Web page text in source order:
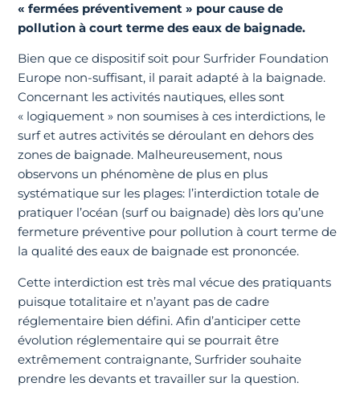
« fermées préventivement » pour cause de
pollution à court terme des eaux de baignade.
Bien que ce dispositif soit pour Surfrider Foundation
Europe non-suffisant, il parait adapté à la baignade.
Concernant les activités nautiques, elles sont
« logiquement » non soumises à ces interdictions, le
surf et autres activités se déroulant en dehors des
zones de baignade. Malheureusement, nous
observons un phénomène de plus en plus
systématique sur les plages: l’interdiction totale de
pratiquer l’océan (surf ou baignade) dès lors qu’une
fermeture préventive pour pollution à court terme de
la qualité des eaux de baignade est prononcée.
Cette interdiction est très mal vécue des pratiquants
puisque totalitaire et n’ayant pas de cadre
réglementaire bien défini. Afin d’anticiper cette
évolution réglementaire qui se pourrait être
extrêmement contraignante, Surfrider souhaite
prendre les devants et travailler sur la question.